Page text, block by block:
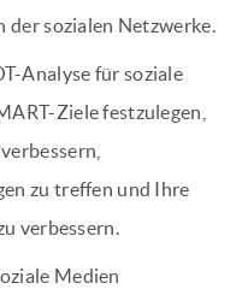
der sozialen Netzwerke.
Analyse für soziale
Ziele festzulegen,
zu treffen und Ihre
verbessern.
Medien